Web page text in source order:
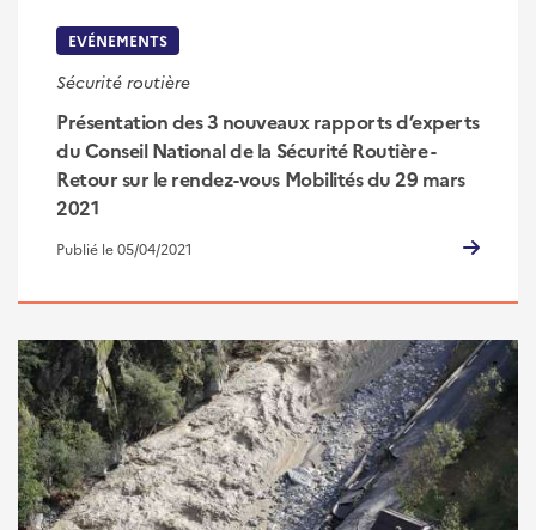
EVÉNEMENTS
Sécurité routière
Présentation des 3 nouveaux rapports d’experts
du Conseil National de la Sécurité Routière -
Retour sur le rendez-vous Mobilités du 29 mars
2021
Publié le 05/04/2021